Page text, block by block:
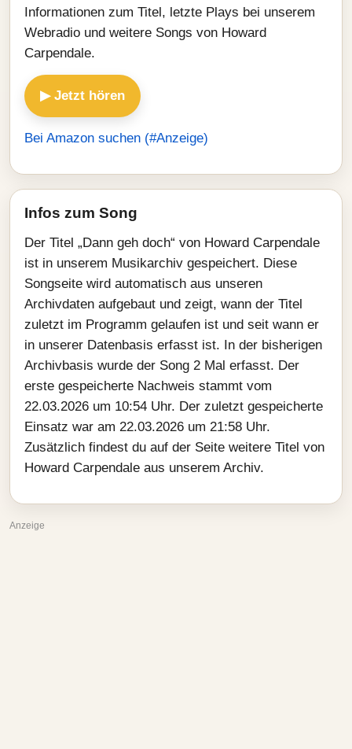
Informationen zum Titel, letzte Plays bei unserem
Webradio und weitere Songs von Howard
Carpendale.
▶ Jetzt hören
Bei Amazon suchen (#Anzeige)
Infos zum Song
Der Titel „Dann geh doch“ von Howard Carpendale
ist in unserem Musikarchiv gespeichert. Diese
Songseite wird automatisch aus unseren
Archivdaten aufgebaut und zeigt, wann der Titel
zuletzt im Programm gelaufen ist und seit wann er
in unserer Datenbasis erfasst ist. In der bisherigen
Archivbasis wurde der Song 2 Mal erfasst. Der
erste gespeicherte Nachweis stammt vom
22.03.2026 um 10:54 Uhr. Der zuletzt gespeicherte
Einsatz war am 22.03.2026 um 21:58 Uhr.
Zusätzlich findest du auf der Seite weitere Titel von
Howard Carpendale aus unserem Archiv.
Anzeige